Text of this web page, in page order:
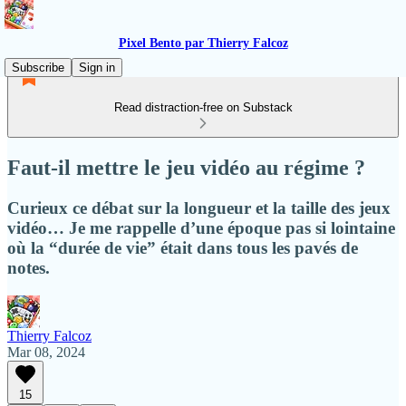
Pixel Bento par Thierry Falcoz
Subscribe
Sign in
Read distraction-free on Substack
Faut-il mettre le jeu vidéo au régime ?
Curieux ce débat sur la longueur et la taille des jeux
vidéo… Je me rappelle d’une époque pas si lointaine
où la “durée de vie” était dans tous les pavés de
notes.
Thierry Falcoz
Mar 08, 2024
15